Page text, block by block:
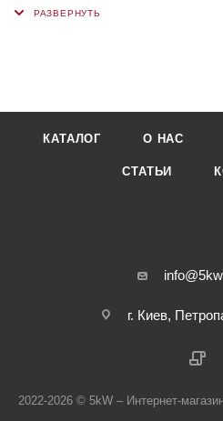
КАТАЛОГ О НАС
СТАТЬИ
г. Киев,
2022-2026 © 5kW – Интернет-